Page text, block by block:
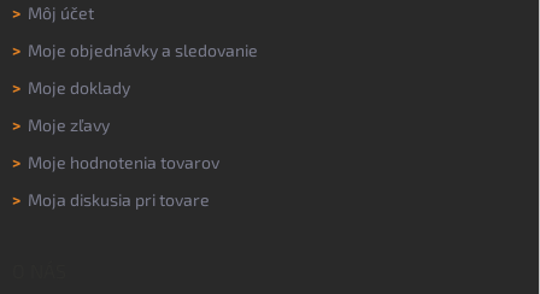
> Môj účet
> Moje objednávky a sledovanie
> Moje doklady
> Moje zľavy
> Moje hodnotenia tovarov
> Moja diskusia pri tovare